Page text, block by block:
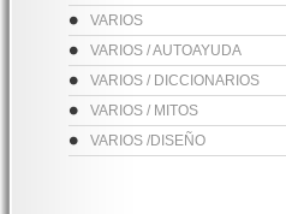
VARIOS
VARIOS / AUTOAYUDA
VARIOS / DICCIONARIOS
VARIOS / MITOS
VARIOS /DISEÑO